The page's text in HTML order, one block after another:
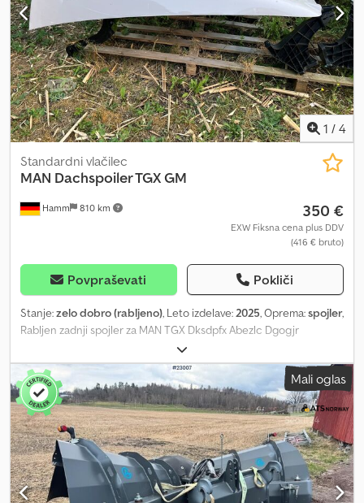
1 / 4
Hamm 810 km
Standardni vlačilec
MAN Dachspoiler TGX GM
350 €
EXW Fiksna cena plus DDV
(416 € bruto)
Povpraševati Pokliči
Stanje:zelo dobro (rabljeno), Leto izdelave:2025, Oprema:spojler,
Rabljen zadnji spojler za MAN TGX Dksdpfx Abezlc Dgogjr
81.62910-5447, barva SIGNALGRAU RAL 7004, vključno z
podaljškom AERO – na voljo v več izvodih, od 59067 Hamm.
81.62910-5448, s strukturalno barvo – od 59067 Hamm. 81.62910-
5445, barva Reinweiss RAL 9010 – od 99820 Hörselberg-Hainich.
Mali oglas